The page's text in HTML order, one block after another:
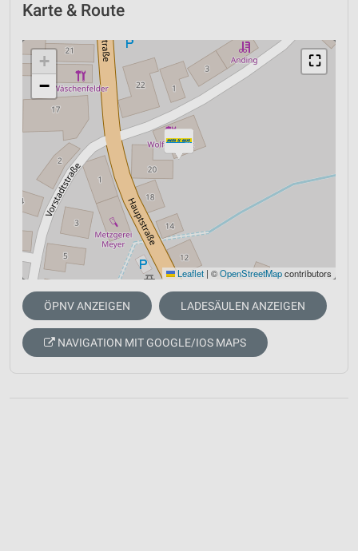
Karte & Route
⛶
+
−
Leaflet | ©OpenStreetMapcontributors
ÖPNV ANZEIGEN LADESÄULEN ANZEIGEN
NAVIGATION MIT GOOGLE/IOS MAPS